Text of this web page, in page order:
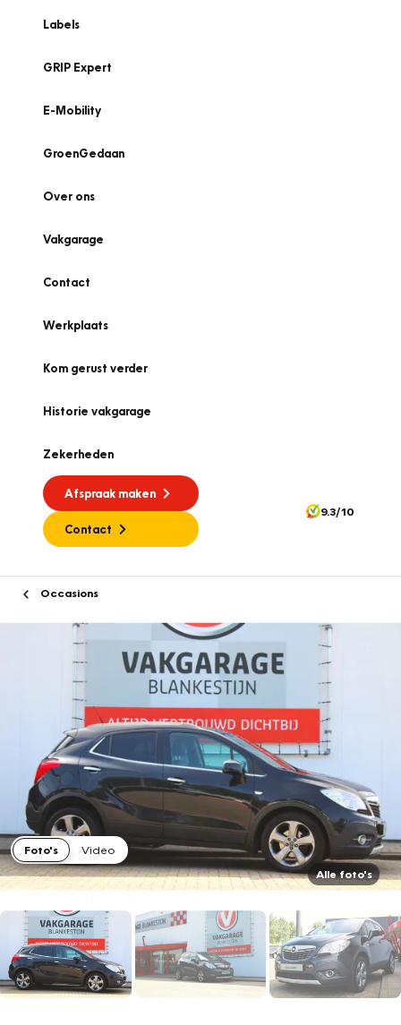
Labels
GRIP Expert
E-Mobility
GroenGedaan
Over ons
Vakgarage
Contact
Werkplaats
Kom gerust verder
Historie vakgarage
Zekerheden
Afspraak maken
Contact
9.3/10
Occasions
Foto's
Video
Alle foto's